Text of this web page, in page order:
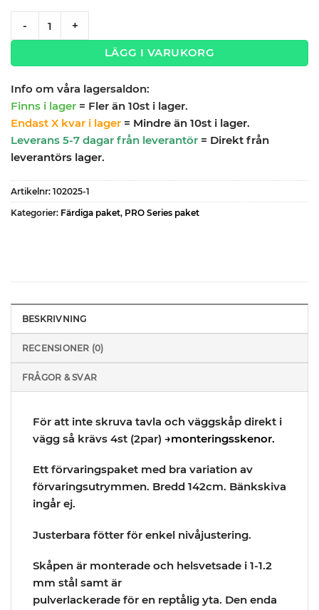
- +
LÄGG I VARUKORG
Info om våra lagersaldon:
Finns i lager = Fler än 10st i lager.
Endast X kvar i lager = Mindre än 10st i lager.
Leverans 5-7 dagar från leverantör = Direkt från
leverantörs lager.
Artikelnr: 102025-1
Kategorier: Färdiga paket, PRO Series paket
BESKRIVNING
RECENSIONER (0)
FRÅGOR & SVAR
För att inte skruva tavla och väggskåp direkt i
vägg så krävs 4st (2par) →monteringsskenor.
Ett förvaringspaket med bra variation av
förvaringsutrymmen. Bredd 142cm. Bänkskiva
ingår ej.
Justerbara fötter för enkel nivåjustering.
Skåpen är monterade och helsvetsade i 1-1.2
mm stål samt är
pulverlackerade för en reptålig yta. Den enda